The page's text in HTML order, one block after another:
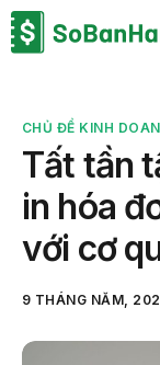
Sản phẩm
Bảng giá
Blog
Thông tin thuế
Về chúng tôi
CHỦ ĐỀ KINH
Tất tần
in hóa
với cơ
9 THÁNG NĂM,